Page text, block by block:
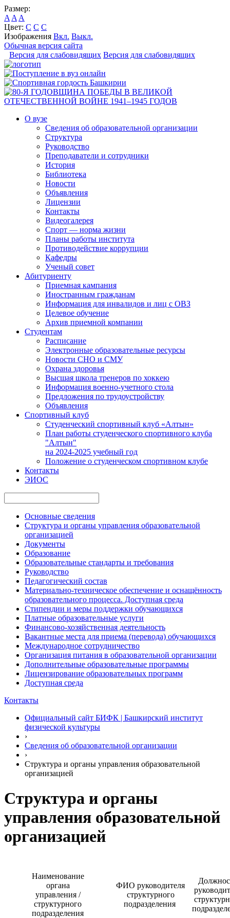
Размер:
A A A
Цвет: C C C
Изображения Вкл. Выкл.
Обычная версия сайта
Версия для слабовидящих Версия для слабовидящих
О вузе
Сведения об образовательной организации
Структура
Руководство
Преподаватели и сотрудники
История
Библиотека
Новости
Объявления
Лицензии
Контакты
Видеогалерея
Спорт — норма жизни
Планы работы института
Противодействие коррупции
Кафедры
Ученый совет
Абитуриенту
Приемная кампания
Иностранным гражданам
Информация для инвалидов и лиц с ОВЗ
Целевое обучение
Архив приемной компании
Студентам
Расписание
Электронные образовательные ресурсы
Новости СНО и СМУ
Охрана здоровья
Высшая школа тренеров по хоккею
Информация военно-учетного стола
Предложения по трудоустройству
Объявления
Спортивный клуб
Студенческий спортивный клуб «Алтын»
План работы студенческого спортивного клуба
"Алтын"
на 2024-2025 учебный год
Положение о студенческом спортивном клубе
Контакты
ЭИОС
Основные сведения
Структура и органы управления образовательной
организацией
Документы
Образование
Образовательные стандарты и требования
Руководство
Педагогический состав
Материально-техническое обеспечение и оснащённость
образовательного процесса. Доступная среда
Стипендии и меры поддержки обучающихся
Платные образовательные услуги
Финансово-хозяйственная деятельность
Вакантные места для приема (перевода) обучающихся
Международное сотрудничество
Организация питания в образовательной организации
Дополнительные образовательные программы
Лицензирование образовательных программ
Доступная среда
Контакты
Официальный сайт БИФК | Башкирский институт
физической культуры
›
Сведения об образовательной организации
›
Структура и органы управления образовательной
организацией
Структура и органы
управления образовательной
организацией
Наименование
органа
управления /
структурного
подразделения
ФИО руководителя
структурного
подразделения